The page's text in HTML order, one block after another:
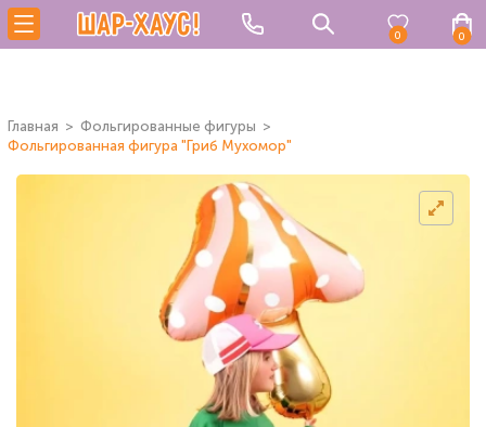
0 0
Главная
Фольгированные фигуры
Фольгированная фигура "Гриб Мухомор"